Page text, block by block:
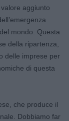
aggiunto
mondo. Questa
della ripartenza,
delle imprese per
di questa
che produce il
Dobbiamo far